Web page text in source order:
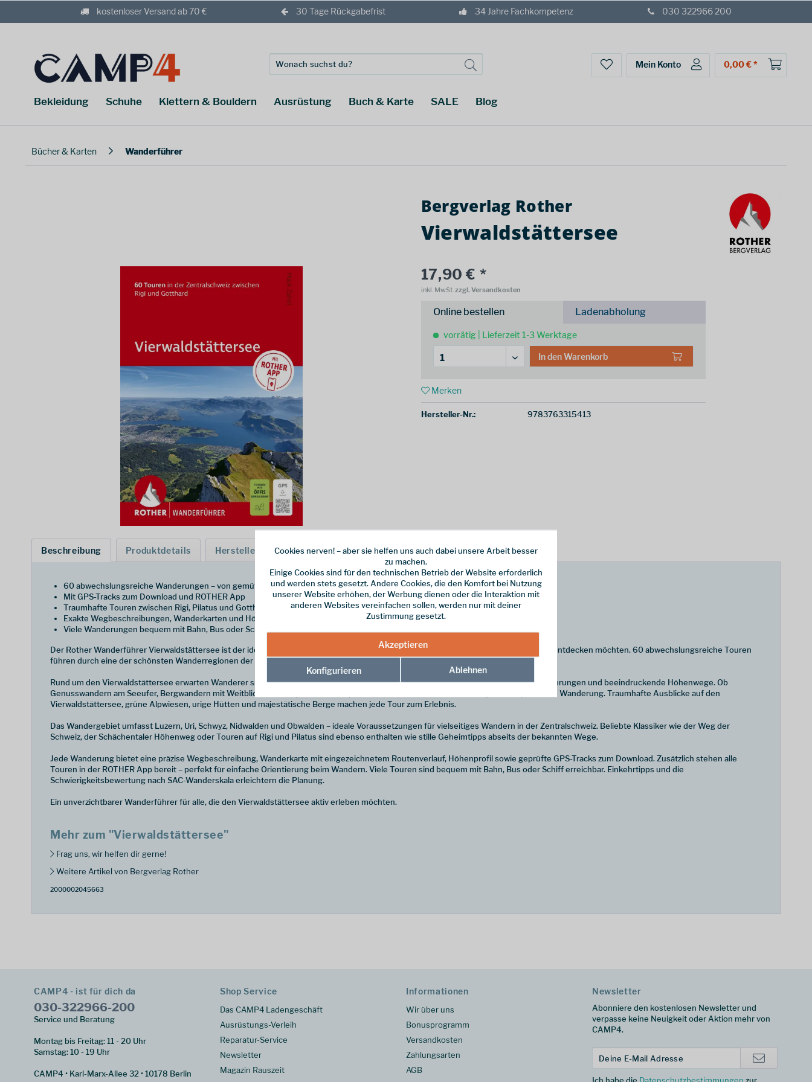
kostenloser Versand ab 70 € 30 Tage Rückgabefrist 34 Jahre Fachkompetenz 030 322966 200
Mein Konto 0,00 € *
Bekleidung Schuhe Klettern & Bouldern Ausrüstung Buch & Karte SALE Blog
Bücher & Karten Wanderführer
Bergverlag Rother
Vierwaldstättersee
17,90 € *
inkl. MwSt.zzgl. Versandkosten
Online bestellen Ladenabholung
vorrätig | Lieferzeit 1-3 Werktage
In denWarenkorb
Merken
Hersteller-Nr.: 9783763315413
Beschreibung Produktdetails Hersteller
60 abwechslungsreiche Wanderungen – von gemütlichen Uferwegen bis zu anspruchsvollen Gipfeltouren
Mit GPS-Tracks zum Download und ROTHER App
Traumhafte Touren zwischen Rigi, Pilatus und Gotthard mit Panorama-Ausblicken auf den Vierwaldstättersee
Exakte Wegbeschreibungen, Wanderkarten und Höhenprofile für eine zuverlässige Tourenplanung
Viele Wanderungen bequem mit Bahn, Bus oder Schiff erreichbar
Der Rother Wanderführer Vierwaldstättersee ist der ideale Begleiter für alle, die den Vierwaldstättersee und die Zentralschweiz zu Fuß entdecken möchten. 60 abwechslungsreiche Touren
führen durch eine der schönsten Wanderregionen der Schweiz – zwischen Rigi, Pilatus, Bürgenstock und Gotthard.
Rund um den Vierwaldstättersee erwarten Wanderer spektakuläre Panoramawege, aussichtsreiche Gipfeltouren, gemütliche Almwanderungen und beeindruckende Höhenwege. Ob
Genusswandern am Seeufer, Bergwandern mit Weitblick oder anspruchsvolle Gipfelziele wie Urirotstock – hier findet jeder die passende Wanderung. Traumhafte Ausblicke auf den
Vierwaldstättersee, grüne Alpwiesen, urige Hütten und majestätische Berge machen jede Tour zum Erlebnis.
Das Wandergebiet umfasst Luzern, Uri, Schwyz, Nidwalden und Obwalden – ideale Voraussetzungen für vielseitiges Wandern in der Zentralschweiz. Beliebte Klassiker wie der Weg der
Schweiz, der Schächentaler Höhenweg oder Touren auf Rigi und Pilatus sind ebenso enthalten wie stille Geheimtipps abseits der bekannten Wege.
Jede Wanderung bietet eine präzise Wegbeschreibung, Wanderkarte mit eingezeichnetem Routenverlauf, Höhenprofil sowie geprüfte GPS-Tracks zum Download. Zusätzlich stehen alle
Touren in der ROTHER App bereit – perfekt für einfache Orientierung beim Wandern. Viele Touren sind bequem mit Bahn, Bus oder Schiff erreichbar. Einkehrtipps und die
Schwierigkeitsbewertung nach SAC-Wanderskala erleichtern die Planung.
Ein unverzichtbarer Wanderführer für alle, die den Vierwaldstättersee aktiv erleben möchten.
Mehr zum "Vierwaldstättersee"
Frag uns, wir helfen dir gerne!
Weitere Artikel von Bergverlag Rother
2000002045663
CAMP4 - ist für dich da
030-322966-200
Service und Beratung
Montag bis Freitag: 11 - 20 Uhr
Samstag: 10 - 19 Uhr
CAMP4 • Karl-Marx-Allee 32 • 10178 Berlin
Shop Service
Das CAMP4 Ladengeschäft
Ausrüstungs-Verleih
Reparatur-Service
Newsletter
Magazin Rauszeit
Informationen
Wir über uns
Bonusprogramm
Versandkosten
Zahlungsarten
AGB
Newsletter
Abonniere den kostenlosen Newsletter und
verpasse keine Neuigkeit oder Aktion mehr von
CAMP4.
Cookies nerven! – aber sie helfen uns auch dabei unsere Arbeit besser
zu machen.
Einige Cookies sind für den technischen Betrieb der Website erforderlich
und werden stets gesetzt. Andere Cookies, die den Komfort bei Nutzung
unserer Website erhöhen, der Werbung dienen oder die Interaktion mit
anderen Websites vereinfachen sollen, werden nur mit deiner
Zustimmung gesetzt.
Akzeptieren
Konfigurieren Ablehnen